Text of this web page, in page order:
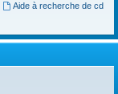
Aide à recherche de cd